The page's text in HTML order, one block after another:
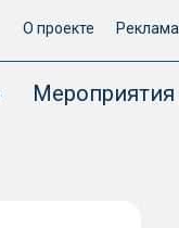
О проекте Реклама
Мероприятия